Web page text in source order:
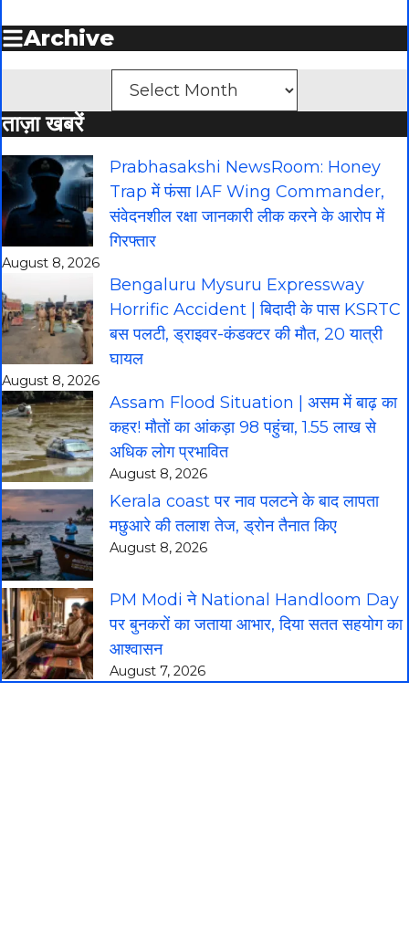
Archive
ताज़ा खबरें
Prabhasakshi NewsRoom: Honey
Trap में फंसा IAF Wing Commander,
संवेदनशील रक्षा जानकारी लीक करने के आरोप में
गिरफ्तार
August 8, 2026
Bengaluru Mysuru Expressway
Horrific Accident | बिदादी के पास KSRTC
बस पलटी, ड्राइवर-कंडक्टर की मौत, 20 यात्री
घायल
August 8, 2026
Assam Flood Situation | असम में बाढ़ का
कहर! मौतों का आंकड़ा 98 पहुंचा, 1.55 लाख से
अधिक लोग प्रभावित
August 8, 2026
Kerala coast पर नाव पलटने के बाद लापता
मछुआरे की तलाश तेज, ड्रोन तैनात किए
August 8, 2026
PM Modi ने National Handloom Day
पर बुनकरों का जताया आभार, दिया सतत सहयोग का
आश्वासन
August 7, 2026